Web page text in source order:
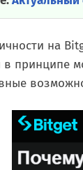
на
принципе